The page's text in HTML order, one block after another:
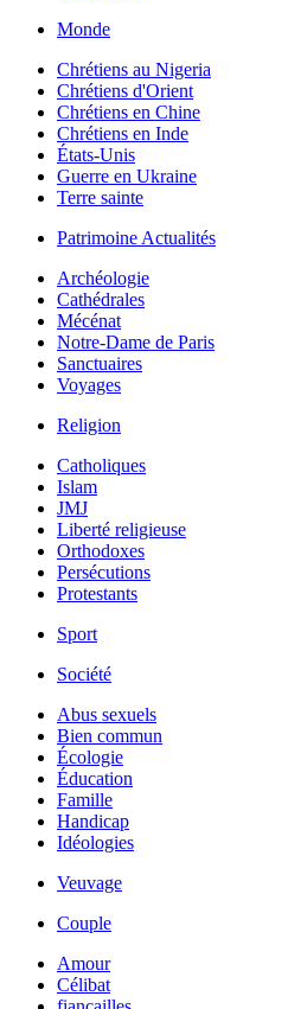
Monde
Chrétiens au Nigeria
Chrétiens d'Orient
Chrétiens en Chine
Chrétiens en Inde
États-Unis
Guerre en Ukraine
Terre sainte
Patrimoine Actualités
Archéologie
Cathédrales
Mécénat
Notre-Dame de Paris
Sanctuaires
Voyages
Religion
Catholiques
Islam
JMJ
Liberté religieuse
Orthodoxes
Persécutions
Protestants
Sport
Société
Abus sexuels
Bien commun
Écologie
Éducation
Famille
Handicap
Idéologies
Veuvage
Couple
Amour
Célibat